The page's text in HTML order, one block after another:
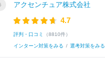
アクセンチュア株式会社
4.7
評判・口コミ （8810件）
インターン対策をみる / 選考対策をみる